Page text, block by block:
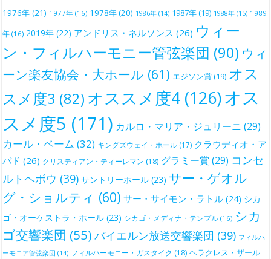
1976年 (21) 1977年 (16) 1978年(20) 1986年 (14) 1987年(19) 1988年 (15) 1989
年 (16) 2019年 (22) アンドリス・ネルソンス (26) ウィー
ン・フィルハーモニー管弦楽団 (90) ウィ
ーン楽友協会・大ホール (61) エジソン賞(19) オス
スメ度3 (82) オススメ度4 (126)オス
スメ度5 (171) カルロ・マリア・ジュリーニ (29)
カール・ベーム (32) キングズウェイ・ホール (17) クラウディオ・ア
バド (26) クリスティアン・ティーレマン (18) グラミー賞 (29) コンセ
ルトヘボウ (39) サントリーホール (23) サー・ゲオル
グ・ショルティ (60) サー・サイモン・ラトル (24) シカ
ゴ・オーケストラ・ホール (23) シカゴ・メディナ・テンプル (16) シカ
ゴ交響楽団 (55) バイエルン放送交響楽団 (39) フィルハ
ーモニア管弦楽団 (14) フィルハーモニー・ガスタイク (18) ヘラクレス・ザール